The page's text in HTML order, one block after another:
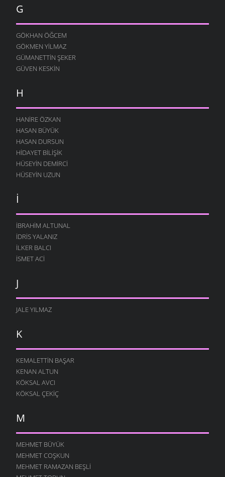
G
GÖKHAN ÖĞCEM
GÖKMEN YILMAZ
GÜMANETTIN ŞEKER
GÜVEN KESKIN
H
HANIRE ÖZKAN
HASAN BÜYÜK
HASAN DURSUN
HIDAYET BILIŞIK
HÜSEYIN DEMIRCI
HÜSEYIN UZUN
İ
İBRAHIM ALTUNAL
İDRIS YALANIZ
İLKER BALCI
İSMET ACI
J
JALE YILMAZ
K
KEMALETTIN BAŞAR
KENAN ALTUN
KÖKSAL AVCI
KÖKSAL ÇEKIÇ
M
MEHMET BÜYÜK
MEHMET COŞKUN
MEHMET RAMAZAN BEŞLI